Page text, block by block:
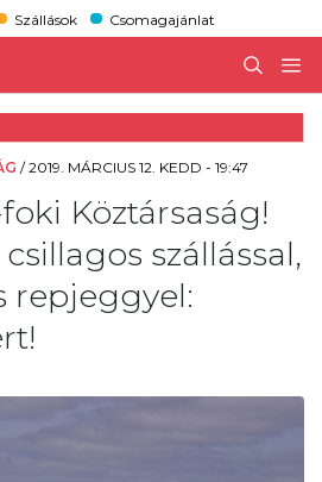
Szállások Csomagajánlat
/2019. MÁRCIUS 12. KEDD - 19:47
Köztársaság!
csillagos szállással,
repjeggyel: